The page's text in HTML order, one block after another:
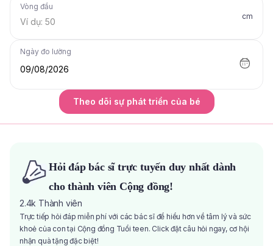
Vòng đầu
cm
Ngày đo lường
09/08/2026
Theo dõi sự phát triển của bé
Hỏi đáp bác sĩ trực tuyến duy nhất dành
cho thành viên Cộng đồng!
2.4k Thành viên
Trực tiếp hỏi đáp miễn phí với các bác sĩ để hiểu hơn về tâm lý và sức
khoẻ của con tại Cộng đồng Tuổi teen. Click đặt câu hỏi ngay, cơ hội
nhận quà tặng đặc biệt!